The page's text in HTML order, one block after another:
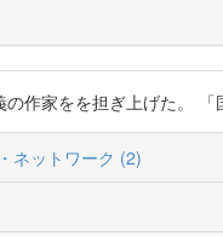
作家をを担ぎ上げた。
ネットワーク (2)